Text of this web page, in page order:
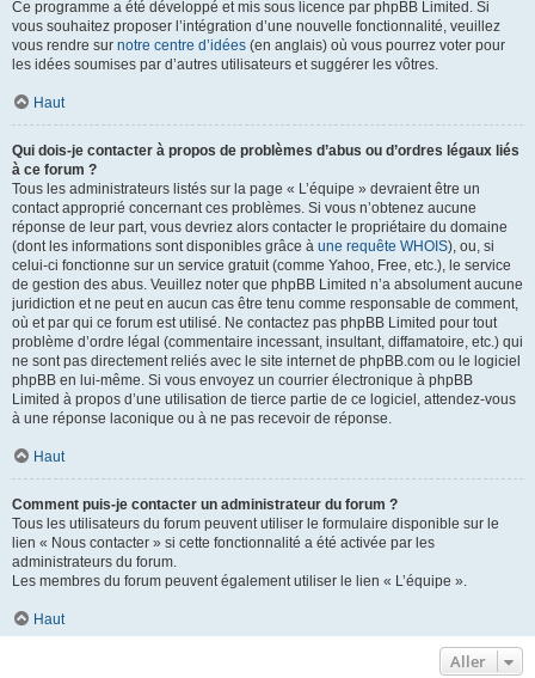
Ce programme a été développé et mis sous licence par phpBB Limited. Si
vous souhaitez proposer l’intégration d’une nouvelle fonctionnalité, veuillez
vous rendre sur notre centre d’idées (en anglais) où vous pourrez voter pour
les idées soumises par d’autres utilisateurs et suggérer les vôtres.
Haut
Qui dois-je contacter à propos de problèmes d’abus ou d’ordres légaux liés
à ce forum ?
Tous les administrateurs listés sur la page « L’équipe » devraient être un
contact approprié concernant ces problèmes. Si vous n’obtenez aucune
réponse de leur part, vous devriez alors contacter le propriétaire du domaine
(dont les informations sont disponibles grâce à une requête WHOIS), ou, si
celui-ci fonctionne sur un service gratuit (comme Yahoo, Free, etc.), le service
de gestion des abus. Veuillez noter que phpBB Limited n’a absolument aucune
juridiction et ne peut en aucun cas être tenu comme responsable de comment,
où et par qui ce forum est utilisé. Ne contactez pas phpBB Limited pour tout
problème d’ordre légal (commentaire incessant, insultant, diffamatoire, etc.) qui
ne sont pas directement reliés avec le site internet de phpBB.com ou le logiciel
phpBB en lui-même. Si vous envoyez un courrier électronique à phpBB
Limited à propos d’une utilisation de tierce partie de ce logiciel, attendez-vous
à une réponse laconique ou à ne pas recevoir de réponse.
Haut
Comment puis-je contacter un administrateur du forum ?
Tous les utilisateurs du forum peuvent utiliser le formulaire disponible sur le
lien « Nous contacter » si cette fonctionnalité a été activée par les
administrateurs du forum.
Les membres du forum peuvent également utiliser le lien « L’équipe ».
Haut
Aller